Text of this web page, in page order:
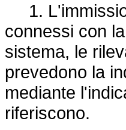
1.
connessi con
sistema, le
prevedono la
mediante
riferiscono.